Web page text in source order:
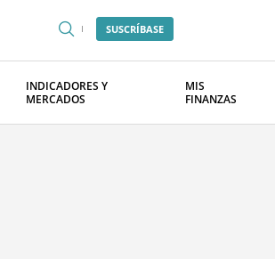
SUSCRÍBASE
INDICADORES Y
MERCADOS
MIS
FINANZAS